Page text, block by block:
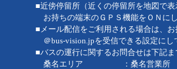
■近傍停留所（近くの停留所を地図で表
お持ちの端末のＧＰＳ機能をＯＮにし
■メール配信をご利用される場合は、お
＠bus-vision.jpを受信できる設定にし
■バスの運行に関するお問合せは下記ま
桑名エリア ：桑名営業所